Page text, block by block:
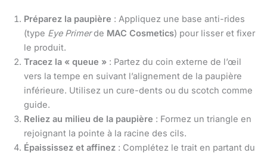
Préparez la paupière : Appliquez une base anti-rides
(type Eye Primerde MAC Cosmetics) pour lisser et fixer
le produit.
Tracez la « queue » : Partez du coin externe de l’œil
vers la tempe en suivant l’alignement de la paupière
inférieure. Utilisez un cure-dents ou du scotch comme
guide.
Reliez au milieu de la paupière : Formez un triangle en
rejoignant la pointe à la racine des cils.
Épaississez et affinez : Complétez le trait en partant du